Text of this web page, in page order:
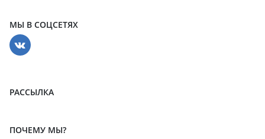
МЫ В СОЦСЕТЯХ
РАССЫЛКА
ПОЧЕМУ МЫ?